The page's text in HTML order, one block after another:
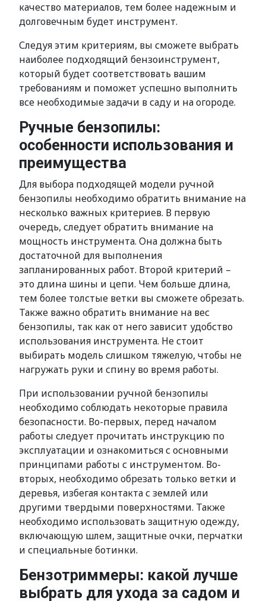
качество материалов, тем более надежным и
долговечным будет инструмент.
Следуя этим критериям, вы сможете выбрать
наиболее подходящий бензоинструмент,
который будет соответствовать вашим
требованиям и поможет успешно выполнить
все необходимые задачи в саду и на огороде.
Ручные бензопилы:
особенности использования и
преимущества
Для выбора подходящей модели ручной
бензопилы необходимо обратить внимание на
несколько важных критериев. В первую
очередь, следует обратить внимание на
мощность инструмента. Она должна быть
достаточной для выполнения
запланированных работ. Второй критерий –
это длина шины и цепи. Чем больше длина,
тем более толстые ветки вы сможете обрезать.
Также важно обратить внимание на вес
бензопилы, так как от него зависит удобство
использования инструмента. Не стоит
выбирать модель слишком тяжелую, чтобы не
нагружать руки и спину во время работы.
При использовании ручной бензопилы
необходимо соблюдать некоторые правила
безопасности. Во-первых, перед началом
работы следует прочитать инструкцию по
эксплуатации и ознакомиться с основными
принципами работы с инструментом. Во-
вторых, необходимо обрезать только ветки и
деревья, избегая контакта с землей или
другими твердыми поверхностями. Также
необходимо использовать защитную одежду,
включающую шлем, защитные очки, перчатки
и специальные ботинки.
Бензотриммеры: какой лучше
выбрать для ухода за садом и